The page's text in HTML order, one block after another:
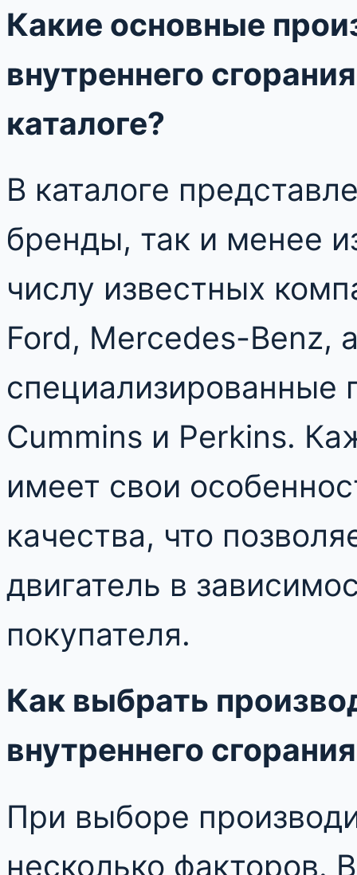
Какие основные
внутреннего
каталоге?
В каталоге
бренды, так и менее
числу известных
Ford, Mercedes-Benz,
специализированные
Cummins и Perkins.
имеет свои
качества, что
двигатель в
покупателя.
Как выбрать
внутреннего
При выборе
несколько факторов.